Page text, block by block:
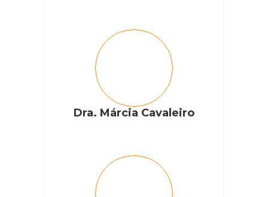
Dra. Márcia Cavaleiro